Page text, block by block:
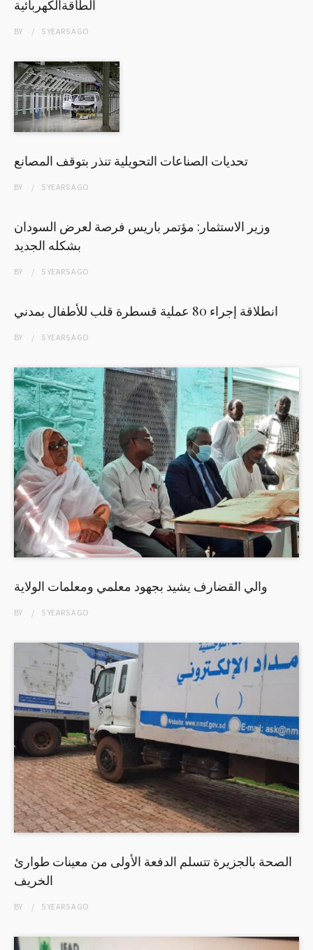
الطاقةالكهربائية
BY 5 YEARSAGO
تحديات الصناعات التحويلية تنذر بتوقف المصانع
BY 5 YEARSAGO
وزير الاستثمار: مؤتمر باريس فرصة لعرض السودان
بشكله الجديد
BY 5 YEARSAGO
انطلاقة إجراء 80 عملية قسطرة قلب للأطفال بمدني
BY 5 YEARSAGO
والي القضارف يشيد بجهود معلمي ومعلمات الولاية
BY 5 YEARSAGO
الصحة بالجزيرة تتسلم الدفعة الأولى من معينات طوارئ
الخريف
BY 5 YEARSAGO